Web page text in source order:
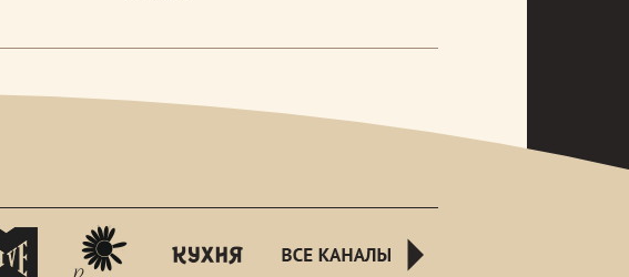
mymusictv rusnight kuhnyatv